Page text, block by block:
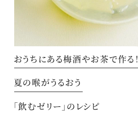
おうちにある梅酒やお茶で作る！
夏の喉がうるおう
「飲むゼリー」のレシピ